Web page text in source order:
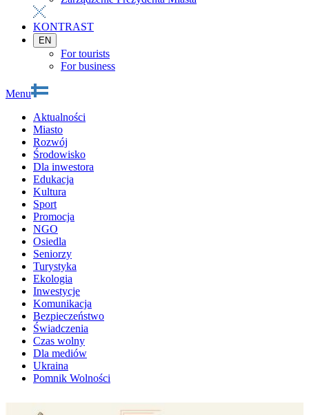
KONTRAST
EN
For tourists
For business
Menu
Aktualności
Miasto
Rozwój
Środowisko
Dla inwestora
Edukacja
Kultura
Sport
Promocja
NGO
Osiedla
Seniorzy
Turystyka
Ekologia
Inwestycje
Komunikacja
Bezpieczeństwo
Świadczenia
Czas wolny
Dla mediów
Ukraina
Pomnik Wolności